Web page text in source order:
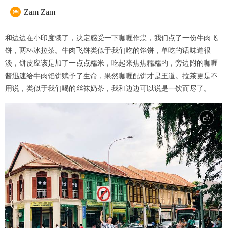
 Zam Zam
和边边在小印度饿了，决定感受一下咖喱作祟，我们点了一份牛肉飞
饼，两杯冰拉茶。牛肉飞饼类似于我们吃的馅饼，单吃的话味道很
淡，饼皮应该是加了一点点糯米，吃起来焦焦糯糯的，旁边附的咖喱
酱迅速给牛肉馅饼赋予了生命，果然咖喱配饼才是王道。拉茶更是不
用说，类似于我们喝的丝袜奶茶，我和边边可以说是一饮而尽了。